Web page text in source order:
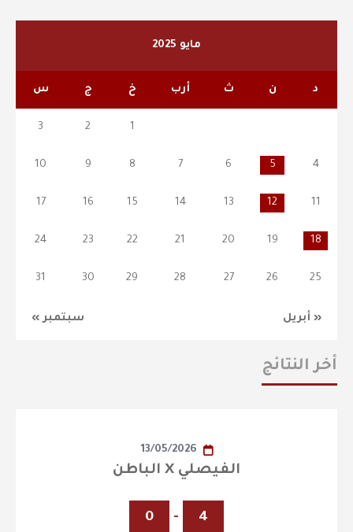
مايو 2025
د ن ث أرب خ ج س
« أبريل سبتمبر »
1
2
3
4
5
6
7
8
9
10
11
12
13
14
15
16
17
18
19
20
21
22
23
24
25
26
27
28
29
30
31
أخر النتائج
13/05/2026
الفيصلي X الباطن
4
-
0